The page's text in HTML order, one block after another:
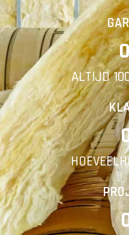
Vorige
E-mail
Telefoonnummer
Vorige
ALTIJD